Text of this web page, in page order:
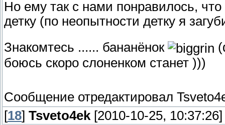
Но ему так с нами понравилось,
детку (по неопытности детку я
Знакомтесь ...... бананёнок
боюсь скоро слоненком станет )))
Сообщение отредактировал
[18] Tsveto4ek [2010-10-25, 10:37:26]